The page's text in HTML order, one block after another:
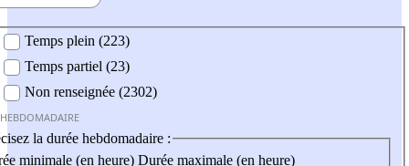
Temps plein (223)
Temps partiel (23)
Non renseignée (2302)
la durée hebdomadaire :
minimale (en heure) Durée maximale (en heure)